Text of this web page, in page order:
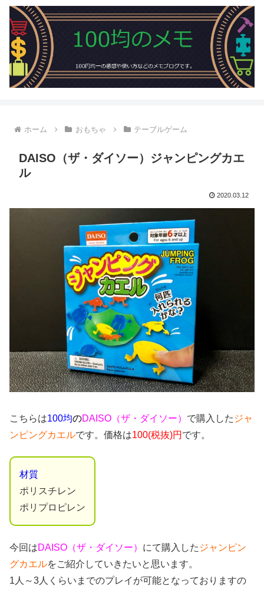
ホーム おもちゃ テーブルゲーム
DAISO（ザ・ダイソー）ジャンピングカエ
ル
2020.03.12
こちらは100均のDAISO（ザ・ダイソー） で購入した ジャ
ンピングカエルです。価格は100(税抜)円 です。
材質
ポリスチレン
ポリプロピレン
今回はDAISO（ザ・ダイソー） にて購入した ジャンピン
グカエルをご紹介していきたいと思います。
1人～3人くらいまでのプレイが可能となっておりますの